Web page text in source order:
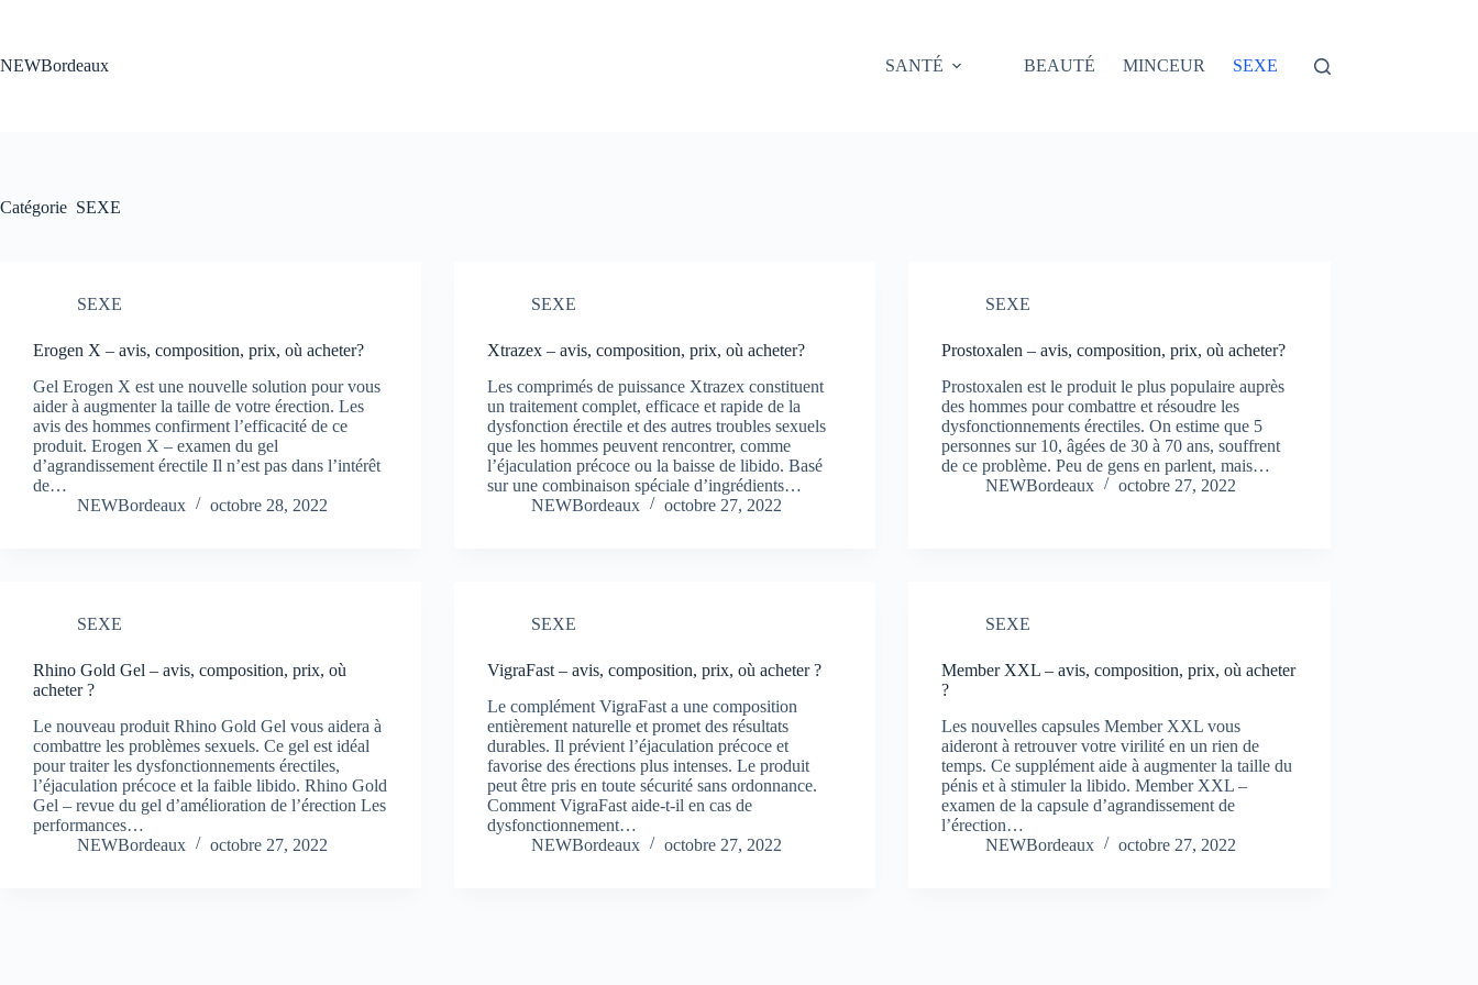
NEWBordeaux
SANTÉ BEAUTÉ MINCEUR SEXE
Catégorie SEXE
SEXE
Erogen X – avis, composition, prix, où acheter?
Gel Erogen X est une nouvelle solution pour vous
aider à augmenter la taille de votre érection. Les
avis des hommes confirment l’efficacité de ce
produit. Erogen X – examen du gel
d’agrandissement érectile Il n’est pas dans l’intérêt
de…
NEWBordeaux
octobre 28, 2022
SEXE
Xtrazex – avis, composition, prix, où acheter?
Les comprimés de puissance Xtrazex constituent
un traitement complet, efficace et rapide de la
dysfonction érectile et des autres troubles sexuels
que les hommes peuvent rencontrer, comme
l’éjaculation précoce ou la baisse de libido. Basé
sur une combinaison spéciale d’ingrédients…
NEWBordeaux
octobre 27, 2022
SEXE
Prostoxalen – avis, composition, prix, où acheter?
Prostoxalen est le produit le plus populaire auprès
des hommes pour combattre et résoudre les
dysfonctionnements érectiles. On estime que 5
personnes sur 10, âgées de 30 à 70 ans, souffrent
de ce problème. Peu de gens en parlent, mais…
NEWBordeaux
octobre 27, 2022
SEXE
Rhino Gold Gel – avis, composition, prix, où
acheter ?
Le nouveau produit Rhino Gold Gel vous aidera à
combattre les problèmes sexuels. Ce gel est idéal
pour traiter les dysfonctionnements érectiles,
l’éjaculation précoce et la faible libido. Rhino Gold
Gel – revue du gel d’amélioration de l’érection Les
performances…
NEWBordeaux
octobre 27, 2022
SEXE
VigraFast – avis, composition, prix, où acheter ?
Le complément VigraFast a une composition
entièrement naturelle et promet des résultats
durables. Il prévient l’éjaculation précoce et
favorise des érections plus intenses. Le produit
peut être pris en toute sécurité sans ordonnance.
Comment VigraFast aide-t-il en cas de
dysfonctionnement…
NEWBordeaux
octobre 27, 2022
SEXE
Member XXL – avis, composition, prix, où acheter
?
Les nouvelles capsules Member XXL vous
aideront à retrouver votre virilité en un rien de
temps. Ce supplément aide à augmenter la taille du
pénis et à stimuler la libido. Member XXL –
examen de la capsule d’agrandissement de
l’érection…
NEWBordeaux
octobre 27, 2022